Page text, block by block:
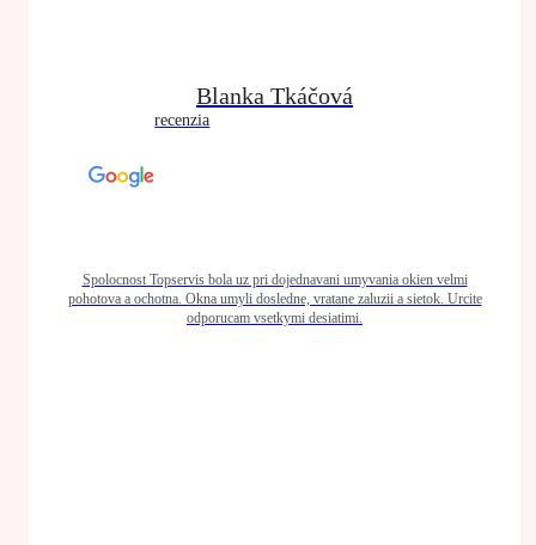
Blanka Tkáčová
recenzia
Spolocnost Topservis bola uz pri dojednavani umyvania okien velmi
pohotova a ochotna. Okna umyli dosledne, vratane zaluzii a sietok. Urcite
odporucam vsetkymi desiatimi.